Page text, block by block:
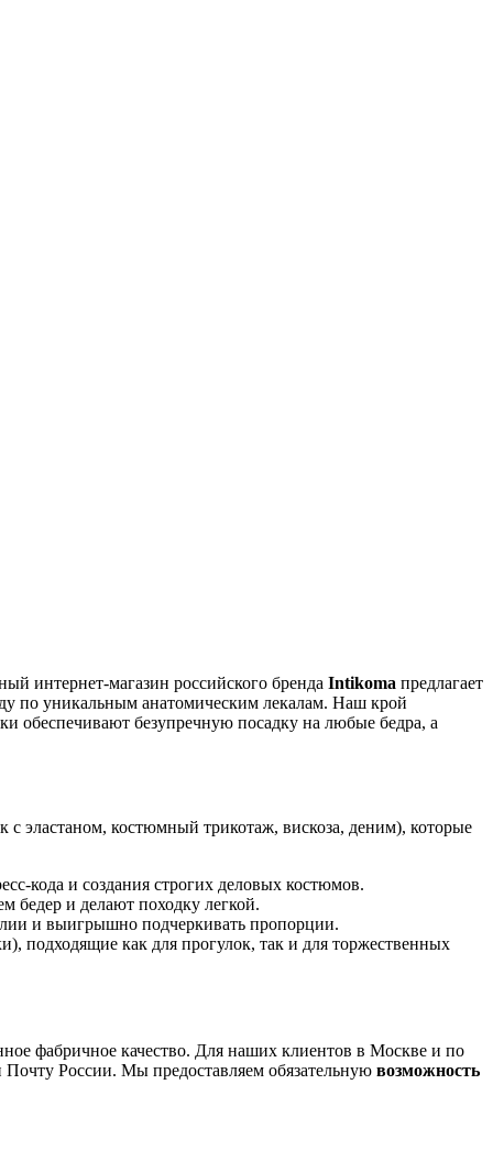
интернет-магазин российского бренда Intikoma предлагает
по уникальным анатомическим лекалам. Наш крой
обеспечивают безупречную посадку на любые бедра, а
эластаном, костюмный трикотаж, вискоза, деним), которые
кода и создания строгих деловых костюмов.
и делают походку легкой.
и выигрышно подчеркивать пропорции.
подходящие как для прогулок, так и для торжественных
фабричное качество. Для наших клиентов в Москве и по
России. Мы предоставляем обязательную возможность